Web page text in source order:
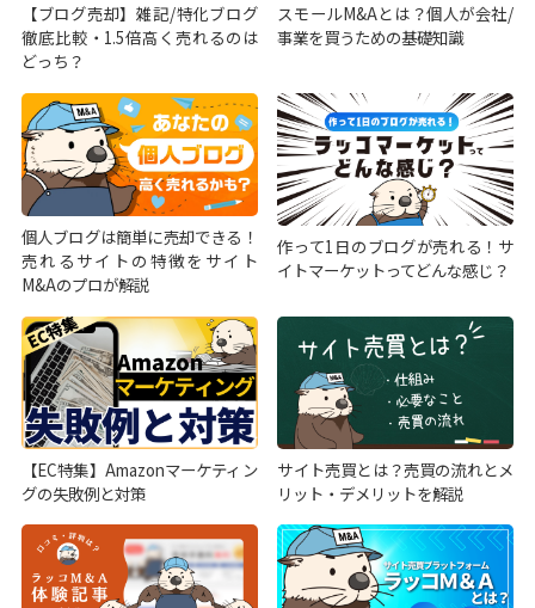
【ブログ売却】雑記/特化ブログ
徹底比較・1.5倍高く売れるのは
どっち？
スモールM&Aとは？個人が会社/
事業を買うための基礎知識
個人ブログは簡単に売却できる！
売れるサイトの特徴をサイト
M&Aのプロが解説
作って1日のブログが売れる！サ
イトマーケットってどんな感じ？
【EC特集】Amazonマーケティン
グの失敗例と対策
サイト売買とは？売買の流れとメ
リット・デメリットを解説